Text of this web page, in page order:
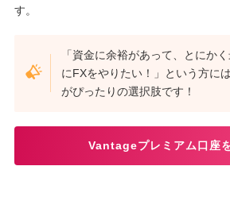
す。
「資金に余裕があって、とにか
にFXをやりたい！」という方に
がぴったりの選択肢です！
Vantageプレミアム口座